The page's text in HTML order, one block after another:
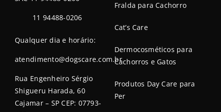
11 94488-0206
Qualquer dia e horário:
atendimento@dogscare.com.br
Rua Engenheiro Sérgio
Shigueru Harada, 60
Cajamar – SP CEP: 07793-
Fralda para Cachorro
Cat’s Care
Dermocosméticos para
Cachorros e Gatos
Produtos Day Care para
Per